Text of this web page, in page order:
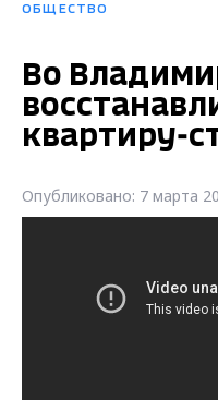
ОБЩЕСТВО
Во
квартиру-
Опубликовано: 7 марта